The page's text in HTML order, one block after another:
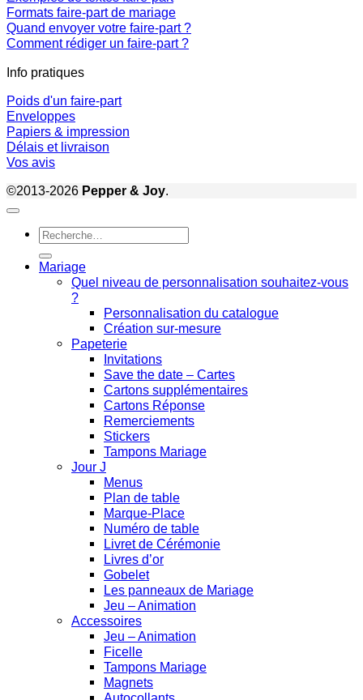
Formats faire-part de mariage
Quand envoyer votre faire-part ?
Comment rédiger un faire-part ?
Info pratiques
Poids d'un faire-part
Enveloppes
Papiers & impression
Délais et livraison
Vos avis
©2013-2026 Pepper & Joy.
Recherche
pour :
Mariage
Quel niveau de personnalisation souhaitez-vous
?
Personnalisation du catalogue
Création sur-mesure
Papeterie
Invitations
Save the date – Cartes
Cartons supplémentaires
Cartons Réponse
Remerciements
Stickers
Tampons Mariage
Jour J
Menus
Plan de table
Marque-Place
Numéro de table
Livret de Cérémonie
Livres d’or
Gobelet
Les panneaux de Mariage
Jeu – Animation
Accessoires
Jeu – Animation
Ficelle
Tampons Mariage
Magnets